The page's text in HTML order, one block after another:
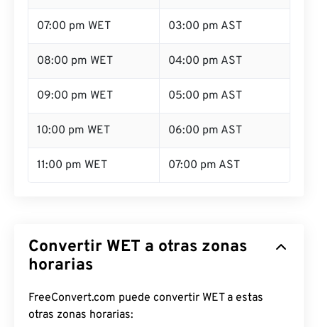
07:00 pm WET 03:00 pm AST
08:00 pm WET 04:00 pm AST
09:00 pm WET 05:00 pm AST
10:00 pm WET 06:00 pm AST
11:00 pm WET 07:00 pm AST
Convertir WET a otras zonas
horarias
FreeConvert.com puede convertir WET a estas
otras zonas horarias: